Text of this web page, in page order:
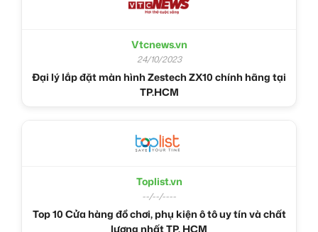
Vtcnews.vn
24/10/2023
Đại lý lắp đặt màn hình Zestech ZX10 chính hãng tại
TP.HCM
Toplist.vn
--/--/----
Top 10 Cửa hàng đồ chơi, phụ kiện ô tô uy tín và chất
lượng nhất TP. HCM